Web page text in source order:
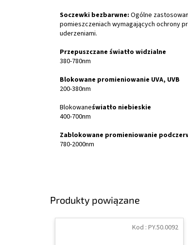
Produkty powiązane
Kod : PY.50.0092
Soczewki bezbarwne: Ogólne
pomieszczeniach wymagających ochrony
uderzeniami.
Przepuszczane światło widzialne
380-780nm
Blokowane promieniowanie UVA, UVB
200-380nm
Blokowaneświatło niebieskie
400-700nm
Zablokowane promieniowanie
780-2000nm